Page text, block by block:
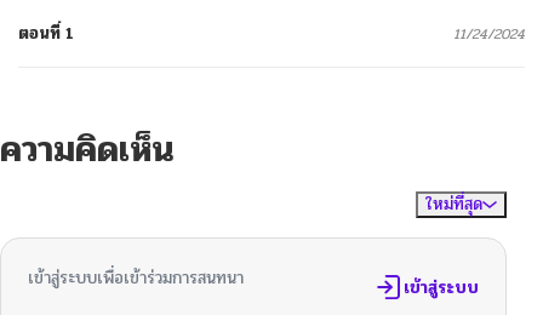
ตอนที่ 1 11/24/2024
ความคิดเห็น
ใหม่ที่สุด
เข้าสู่ระบบเพื่อเข้าร่วมการสนทนา เข้าสู่ระบบ